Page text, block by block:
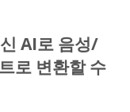
AI로 음성/
로 변환할 수